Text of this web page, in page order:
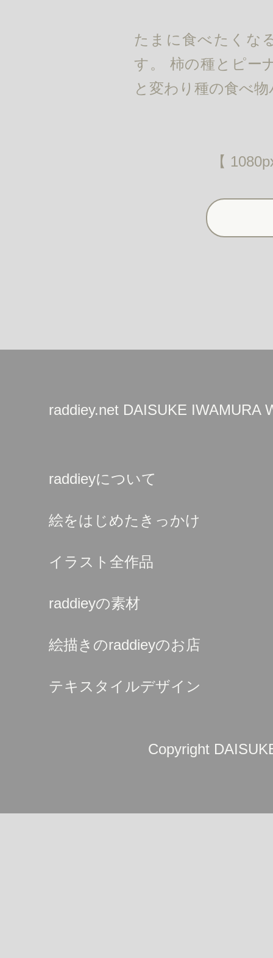
たまに食べたくな
す。 柿の種とピー
と変わり種の食べ
【
raddiey.net DAISUKE IWAMURA
raddieyについて
絵をはじめたきっかけ
イラスト全作品
raddieyの素材
絵描きのraddieyのお店
テキスタイルデザイン
Copyright